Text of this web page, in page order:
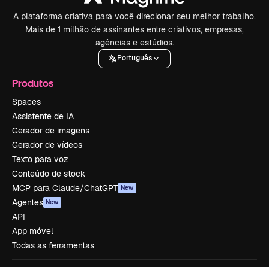
A plataforma criativa para você direcionar seu melhor trabalho.
Mais de 1 milhão de assinantes entre criativos, empresas,
agências e estúdios.
Português
Produtos
Spaces
Assistente de IA
Gerador de imagens
Gerador de vídeos
Texto para voz
Conteúdo de stock
MCP para Claude/ChatGPT New
Agentes New
API
App móvel
Todas as ferramentas